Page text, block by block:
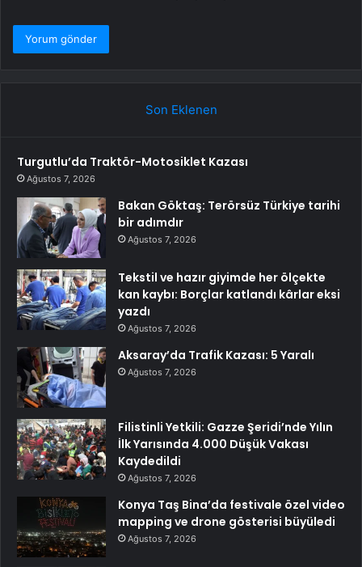
Son Eklenen
Turgutlu’da Traktör-Motosiklet Kazası
Ağustos 7, 2026
Bakan Göktaş: Terörsüz Türkiye tarihi
bir adımdır
Ağustos 7, 2026
Tekstil ve hazır giyimde her ölçekte
kan kaybı: Borçlar katlandı kârlar eksi
yazdı
Ağustos 7, 2026
Aksaray’da Trafik Kazası: 5 Yaralı
Ağustos 7, 2026
Filistinli Yetkili: Gazze Şeridi’nde Yılın
İlk Yarısında 4.000 Düşük Vakası
Kaydedildi
Ağustos 7, 2026
Konya Taş Bina’da festivale özel video
mapping ve drone gösterisi büyüledi
Ağustos 7, 2026